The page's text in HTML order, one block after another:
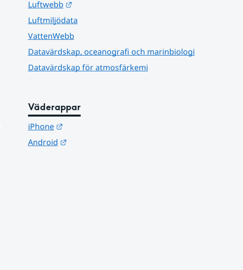
Luftwebb
Länk till annan webbplats.
Luftmiljödata
VattenWebb
Datavärdskap, oceanografi och marinbiologi
Datavärdskap för atmosfärkemi
Väderappar
iPhone
Länk till annan webbplats.
Android
Länk till annan webbplats.